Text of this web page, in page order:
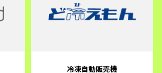
冷凍自動販売機